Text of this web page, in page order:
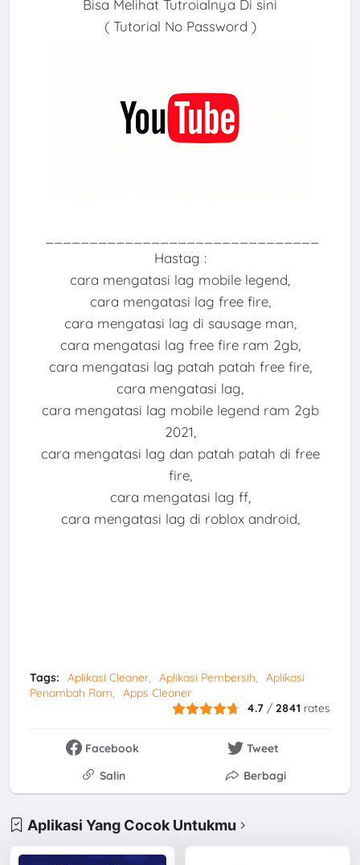
Bisa Melihat Tutroialnya Di sini
( Tutorial No Password )
Hastag :
cara mengatasi lag mobile legend,
cara mengatasi lag free fire,
cara mengatasi lag di sausage man,
cara mengatasi lag free fire ram 2gb,
cara mengatasi lag patah patah free fire,
cara mengatasi lag,
cara mengatasi lag mobile legend ram 2gb
2021,
cara mengatasi lag dan patah patah di free
fire,
cara mengatasi lag ff,
cara mengatasi lag di roblox android,
Tags: Aplikasi Cleaner Aplikasi Pembersih
Aplikasi
Penambah Ram
Apps Cleaner
4.7 /2841 rates
Facebook
Tweet
Salin
Berbagi
Aplikasi Yang Cocok Untukmu